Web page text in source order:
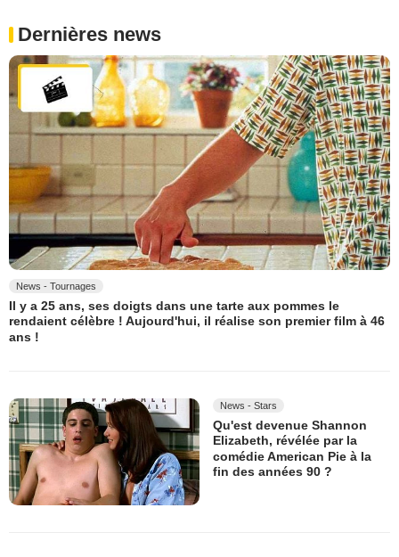
Dernières news
News - Tournages
Il y a 25 ans, ses doigts dans une tarte aux pommes le
rendaient célèbre ! Aujourd'hui, il réalise son premier film à 46
ans !
News - Stars
Qu'est devenue Shannon
Elizabeth, révélée par la
comédie American Pie à la
fin des années 90 ?